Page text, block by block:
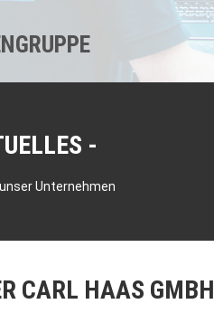
Unternehmen
CARL HAAS GMBH